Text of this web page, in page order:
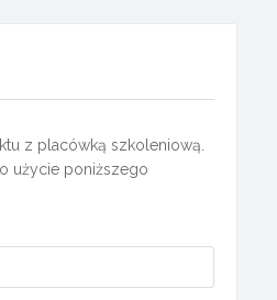
z placówką szkoleniową.
użycie poniższego